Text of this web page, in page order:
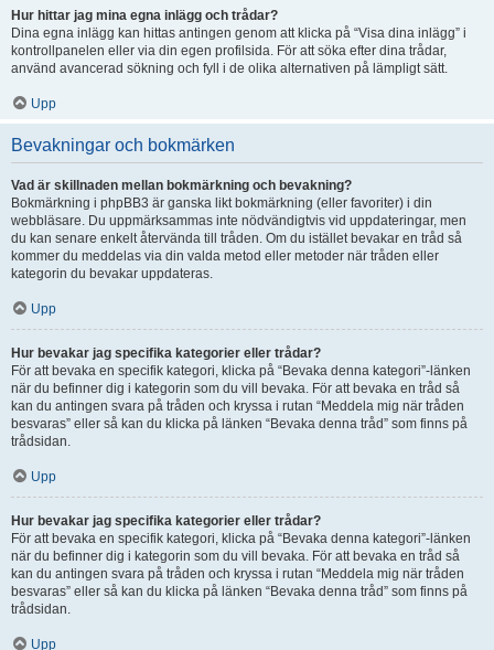
Hur hittar jag mina egna inlägg och trådar?
Dina egna inlägg kan hittas antingen genom att klicka på “Visa dina inlägg” i
kontrollpanelen eller via din egen profilsida. För att söka efter dina trådar,
använd avancerad sökning och fyll i de olika alternativen på lämpligt sätt.
Upp
Bevakningar och bokmärken
Vad är skillnaden mellan bokmärkning och bevakning?
Bokmärkning i phpBB3 är ganska likt bokmärkning (eller favoriter) i din
webbläsare. Du uppmärksammas inte nödvändigtvis vid uppdateringar, men
du kan senare enkelt återvända till tråden. Om du istället bevakar en tråd så
kommer du meddelas via din valda metod eller metoder när tråden eller
kategorin du bevakar uppdateras.
Upp
Hur bevakar jag specifika kategorier eller trådar?
För att bevaka en specifik kategori, klicka på “Bevaka denna kategori”-länken
när du befinner dig i kategorin som du vill bevaka. För att bevaka en tråd så
kan du antingen svara på tråden och kryssa i rutan “Meddela mig när tråden
besvaras” eller så kan du klicka på länken “Bevaka denna tråd” som finns på
trådsidan.
Upp
Hur bevakar jag specifika kategorier eller trådar?
För att bevaka en specifik kategori, klicka på “Bevaka denna kategori”-länken
när du befinner dig i kategorin som du vill bevaka. För att bevaka en tråd så
kan du antingen svara på tråden och kryssa i rutan “Meddela mig när tråden
besvaras” eller så kan du klicka på länken “Bevaka denna tråd” som finns på
trådsidan.
Upp